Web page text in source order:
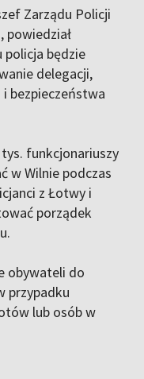
Zarządu Policji
powiedział
policja będzie
delegacji,
bezpieczeństwa
funkcjonariuszy
w Wilnie podczas
z Łotwy i
porządek
obywateli do
przypadku
lub osób w